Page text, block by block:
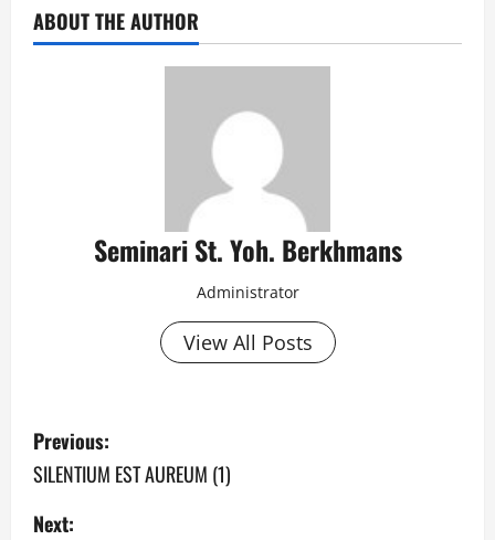
ABOUT THE AUTHOR
Seminari St. Yoh. Berkhmans
Administrator
View All Posts
Previous:
SILENTIUM EST AUREUM (1)
Next: